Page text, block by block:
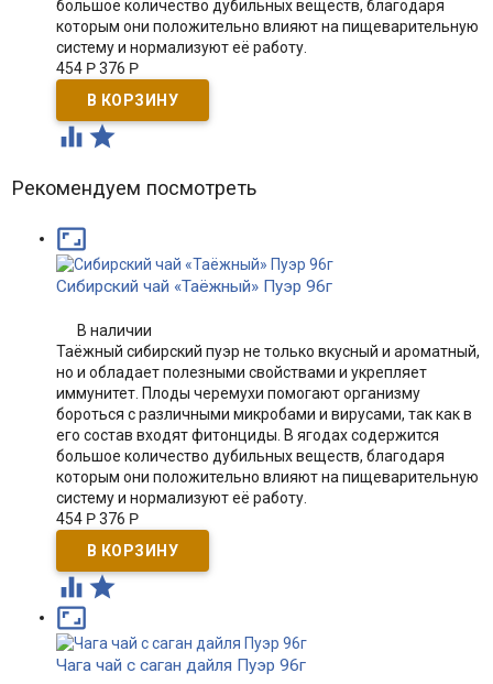
большое количество дубильных веществ, благодаря
которым они положительно влияют на пищеварительную
систему и нормализуют её работу.​
454 Р 376 Р
 
Рекомендуем посмотреть

Сибирский чай «Таёжный» Пуэр 96г
В наличии
Таёжный сибирский пуэр не только вкусный и ароматный,
но и обладает полезными свойствами и укрепляет
иммунитет. Плоды черемухи помогают организму
бороться с различными микробами и вирусами, так как в
его состав входят фитонциды. В ягодах содержится
большое количество дубильных веществ, благодаря
которым они положительно влияют на пищеварительную
систему и нормализуют её работу.​
454 Р 376 Р
 

Чага чай с саган дайля Пуэр 96г